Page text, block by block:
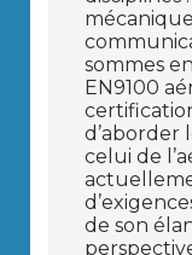
sommes
EN9100
d’aborder
celui de
de son